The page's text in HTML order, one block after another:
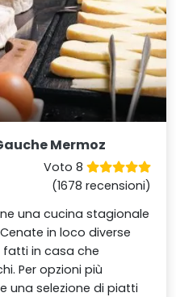
Mermoz
Voto 8
(1678 recensioni)
una cucina stagionale
in loco diverse
in casa che
Per opzioni più
una selezione di piatti